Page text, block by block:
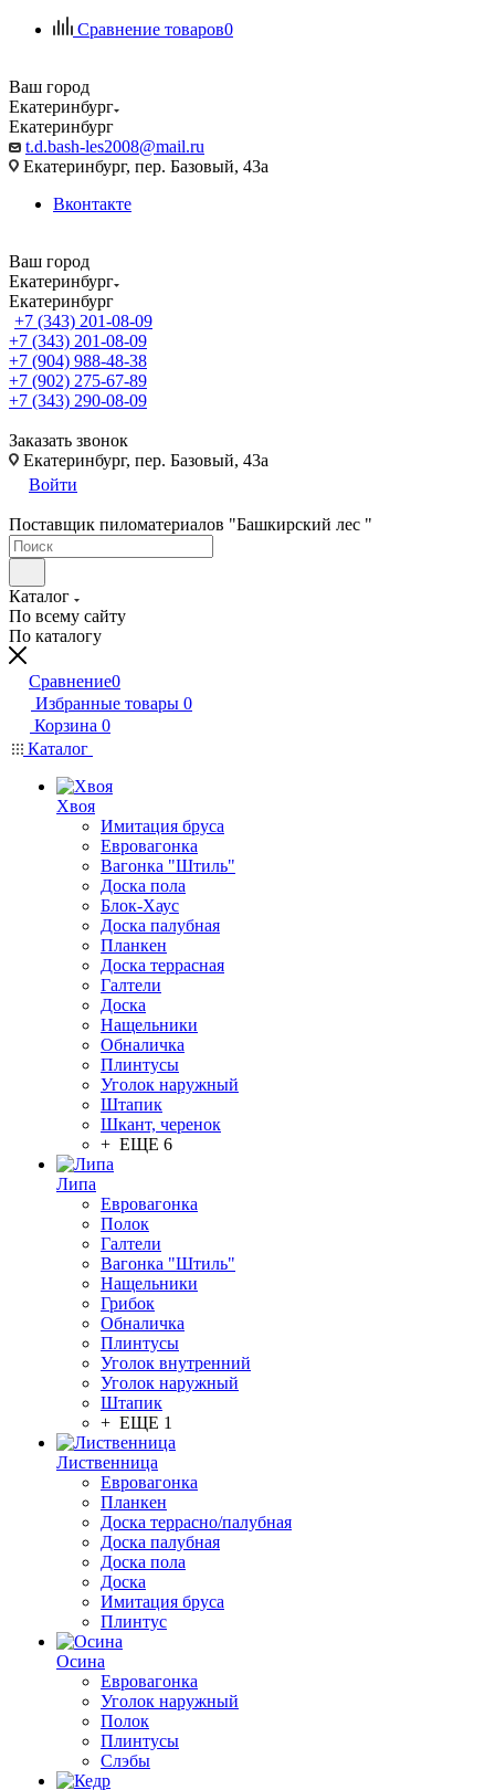
Сравнение товаров0
Ваш город
Екатеринбург
Екатеринбург
t.d.bash-les2008@mail.ru
Екатеринбург, пер. Базовый, 43а
Вконтакте
Ваш город
Екатеринбург
Екатеринбург
+7 (343) 201-08-09
+7 (343) 201-08-09
+7 (904) 988-48-38
+7 (902) 275-67-89
+7 (343) 290-08-09
Заказать звонок
Екатеринбург, пер. Базовый, 43а
Войти
Поставщик пиломатериалов "Башкирский лес "
Каталог
По всему сайту
По каталогу
Сравнение0
Избранные товары 0
Корзина 0
Каталог
Хвоя
Имитация бруса
Евровагонка
Вагонка "Штиль"
Доска пола
Блок-Хаус
Доска палубная
Планкен
Доска террасная
Галтели
Доска
Нащельники
Обналичка
Плинтусы
Уголок наружный
Штапик
Шкант, черенок
+ ЕЩЕ 6
Липа
Евровагонка
Полок
Галтели
Вагонка "Штиль"
Нащельники
Грибок
Обналичка
Плинтусы
Уголок внутренний
Уголок наружный
Штапик
+ ЕЩЕ 1
Лиственница
Евровагонка
Планкен
Доска террасно/палубная
Доска палубная
Доска пола
Доска
Имитация бруса
Плинтус
Осина
Евровагонка
Уголок наружный
Полок
Плинтусы
Слэбы